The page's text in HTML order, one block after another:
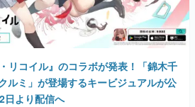
リコイル』のコラボが発表！「錦木千
ルミ」が登場するキービジュアルが公
日より配信へ